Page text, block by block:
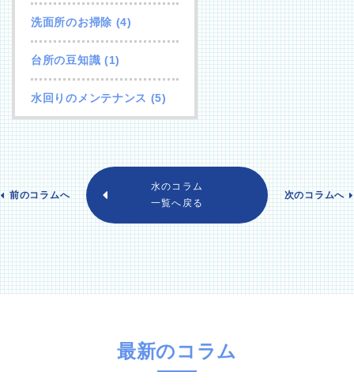
洗面所のお掃除 (4)
台所の豆知識 (1)
水回りのメンテナンス (5)
前のコラムへ
水のコラム
一覧へ戻る
次のコラムへ
最新のコラム